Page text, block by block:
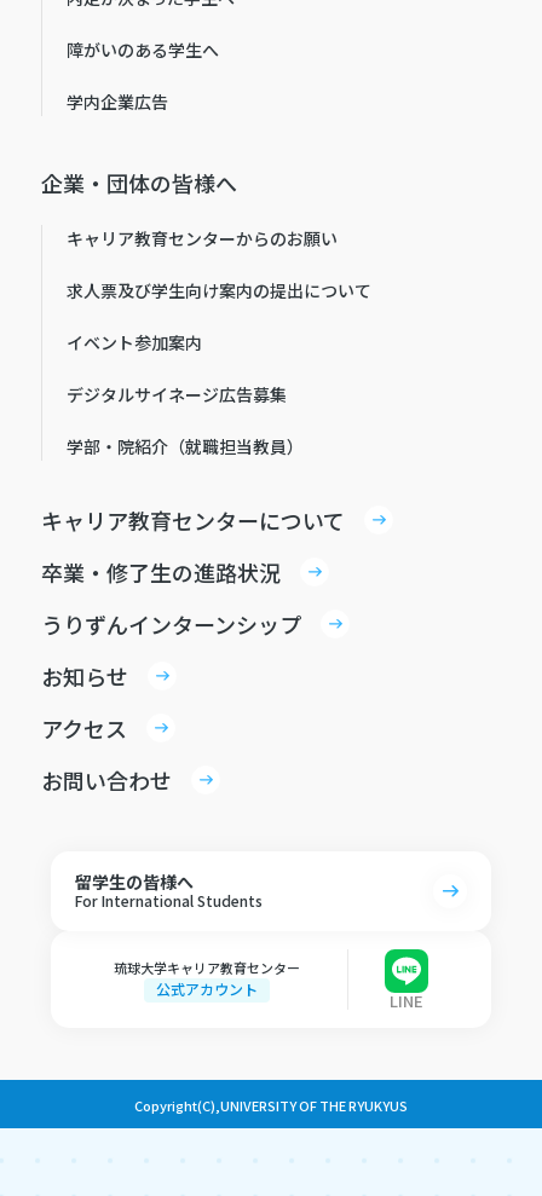
障がいのある学生へ
学内企業広告
企業・団体の皆様へ
キャリア教育センターからのお願い
求人票及び学生向け案内の提出について
イベント参加案内
デジタルサイネージ広告募集
学部・院紹介（就職担当教員）
キャリア教育センターについて
卒業・修了生の進路状況
うりずんインターンシップ
お知らせ
アクセス
お問い合わせ
留学生の皆様へ
For International Students
琉球大学キャリア教育センター
公式アカウント
LINE
Copyright(C),UNIVERSITY OF THE RYUKYUS